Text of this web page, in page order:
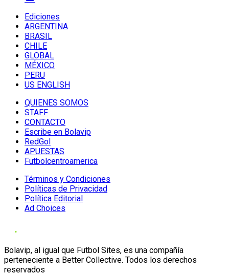
Ediciones
ARGENTINA
BRASIL
CHILE
GLOBAL
MÉXICO
PERU
US ENGLISH
QUIENES SOMOS
STAFF
CONTACTO
Escribe en Bolavip
RedGol
APUESTAS
Futbolcentroamerica
Términos y Condiciones
Políticas de Privacidad
Política Editorial
Ad Choices
Bolavip, al igual que Futbol Sites, es una compañía
perteneciente a Better Collective. Todos los derechos
reservados